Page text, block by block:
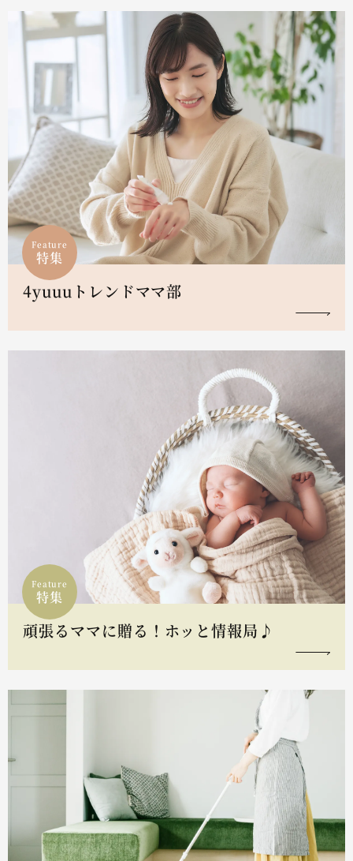
Feature
特集
4yuuuトレンドママ部
Feature
特集
頑張るママに贈る！ホッと情報局♪